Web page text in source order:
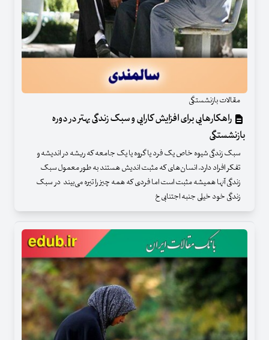
مقالات بازنشستگی
راهکارهایی برای افزایش کارایی و سبک زندگی بهتر در دوره
بازنشستگی
سبک زندگی شیوه خاص یک فرد یا گروه یا یک جامعه که ریشه در اندیشه و
تفکر افراد دارد. انسان‌های که مثبت اندیش هستند به طور معمول سبک
زندگی آنها همیشه مثبت است اما فردی که همه چیز را تیره می‌بیند در سبک
زندگی خود خیلی جنبه اجتنابی خ